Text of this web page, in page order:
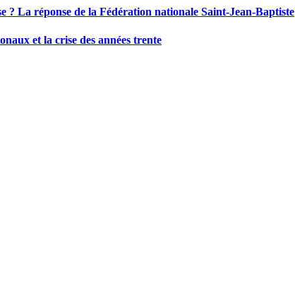
? La réponse de la Fédération nationale Saint-Jean-Baptiste
et la crise des années trente